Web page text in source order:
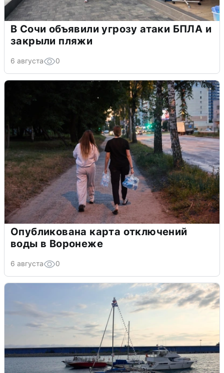
В Сочи объявили угрозу атаки БПЛА и
закрыли пляжи
6 августа 0
Опубликована карта отключений
воды в Воронеже
6 августа 0